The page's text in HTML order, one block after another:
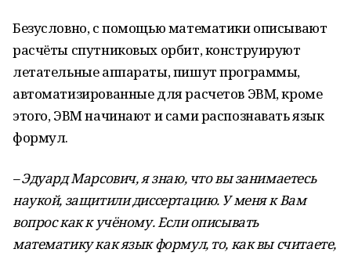
Безусловно, с помощью математики описывают
расчёты спутниковых орбит, конструируют
летательные аппараты, пишут программы,
автоматизированные для расчетов ЭВМ, кроме
этого, ЭВМ начинают и сами распознавать язык
формул.
– Эдуард Марсович, я знаю, что вы занимаетесь
наукой, защитили диссертацию. У меня к Вам
вопрос как к учёному. Если описывать
математику как язык формул, то, как вы считаете,